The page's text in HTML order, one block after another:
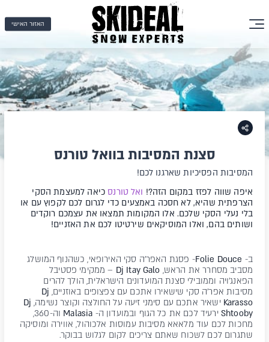
האזור האישי
סצנת המסיבות בוואל טורנס
המסיבות הפסיכיות שארגנו לכם!
איפה שווה לפזז במקום הזה?! ואל טורנסכיאה למעצמת הסקי
הצרפתית שהיא, לא חסכה באמצעים כדי לגרום לכם לקפוץ עם או
בלי נעלי הסקי שלכם. אלו המקומות תמצאו את עצמכם רוקדים
ושותים בהם, ואלו המוסיקאים שירטיטו לכם את האזניים!
ב- Folie Douce- פסגת האפר'ה סקי האירופאי, כשהנוף המושלג
מסביב מסחרר את הראש, Dj Itay Galo – ממקימי פסטיבל
הפאנג'ויה וממובילי סצנת המועדונים הישראלית, הולך להרים
מסיבות אפר'ה סקי שישאירו אתכם עם צפצופים באוזניים, Dj
Karasso ישאיר אתכם עם סימני זיעה על החולצה וקוצר נשימה, Dj
Shtooby ירעיד לכם את כל הגוף ובמועדון ה-
וה-360,
מחכות לכם עוד מלאאא מסיבות עמוסות אלכוהול, אווירה ומוסיקה
שתגרום לכם לשכוח שאתם צריכים לקום לגלוש בבוקר.